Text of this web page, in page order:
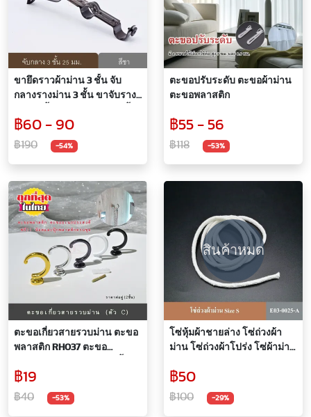
ขายึดราวผ้าม่าน 3 ชั้น จับ
กลางรางม่าน 3 ชั้น ขาจับราง
)฿60 - 90
฿190 -54%
ตะขอปรับระดับ ตะขอผ้าม่าน
ตะขอพลาสติก
฿55 - 56
฿118 -53%
ตะขอเกี่ยวสายรวบม่าน ตะขอ
พลาสติก RH037 ตะขอ
฿19
฿40 -53%
สินค้าหมด
โซ่หุ้มผ้าชายล่าง โซ่ถ่วงผ้า
ม่าน โซ่ถ่วงผ้าโปร่ง โซ่ผ้าม่าน
฿50
฿100 -29%